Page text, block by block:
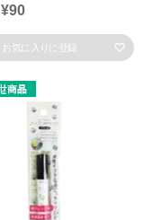
¥90
お気に入りに登録